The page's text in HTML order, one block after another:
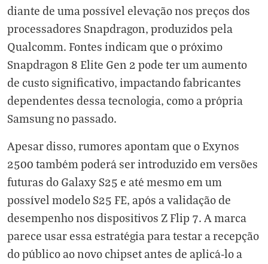
diante de uma possível elevação nos preços dos
processadores Snapdragon, produzidos pela
Qualcomm. Fontes indicam que o próximo
Snapdragon 8 Elite Gen 2 pode ter um aumento
de custo significativo, impactando fabricantes
dependentes dessa tecnologia, como a própria
Samsung no passado.
Apesar disso, rumores apontam que o Exynos
2500 também poderá ser introduzido em versões
futuras do Galaxy S25 e até mesmo em um
possível modelo S25 FE, após a validação de
desempenho nos dispositivos Z Flip 7. A marca
parece usar essa estratégia para testar a recepção
do público ao novo chipset antes de aplicá-lo a